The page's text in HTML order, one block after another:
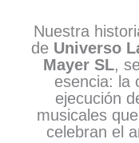
Nuestra
de Universo
Mayer SL,
esencia: la
ejecución
musicales
celebran el